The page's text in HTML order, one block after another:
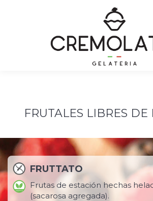
FRUTALES LIBRES DE
FRUTTATO
Frutas de estación hechas
(sacarosa agregada).